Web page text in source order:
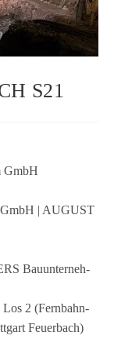
S21
GmbH
| AUGUST
Bau­un­ter­neh­
Los 2 (Fern­bahn­
Feu­er­bach)